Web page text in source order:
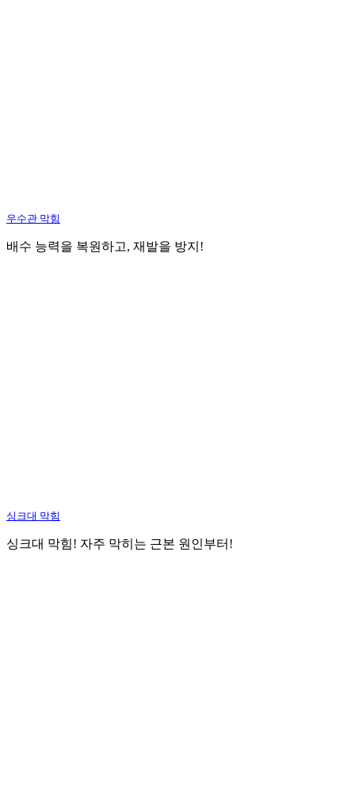
우수관 막힘
배수 능력을 복원하고, 재발을 방지!
싱크대 막힘
싱크대 막힘! 자주 막히는 근본 원인부터!